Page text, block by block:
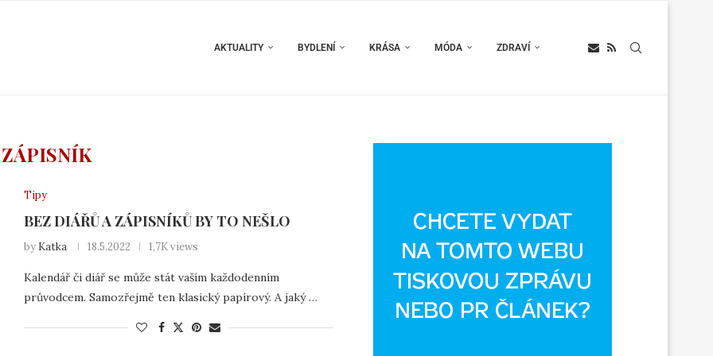
AKTUALITY BYDLENÍ KRÁSA MÓDA ZDRAVÍ
ZÁPISNÍK
Tipy
BEZ DIÁŘŮ A ZÁPISNÍKŮ BY TO NEŠLO
by Katka 18.5.2022 1,7K views
Kalendář či diář se může stát vaším každodenním
průvodcem. Samozřejmě ten klasický papírový. A jaký …